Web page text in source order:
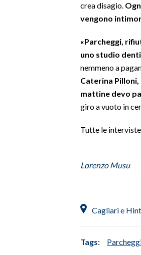
crea disagio.
vengono
«Parcheggi,
uno studio
nemmeno a
Caterina
mattine devo
giro a vuoto in
Tutte le
Lorenzo Musu
Cagliari e
Tags: